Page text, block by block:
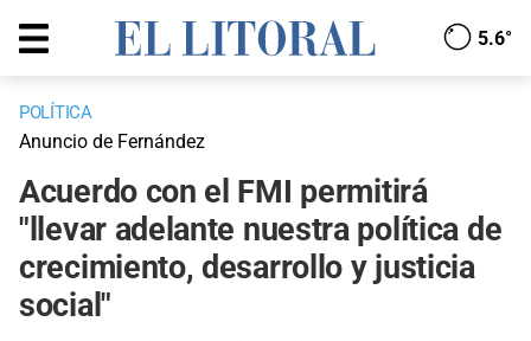
5.6°
POLÍTICA
Anuncio de Fernández
Acuerdo con el FMI permitirá
"llevar adelante nuestra política de
crecimiento, desarrollo y justicia
social"